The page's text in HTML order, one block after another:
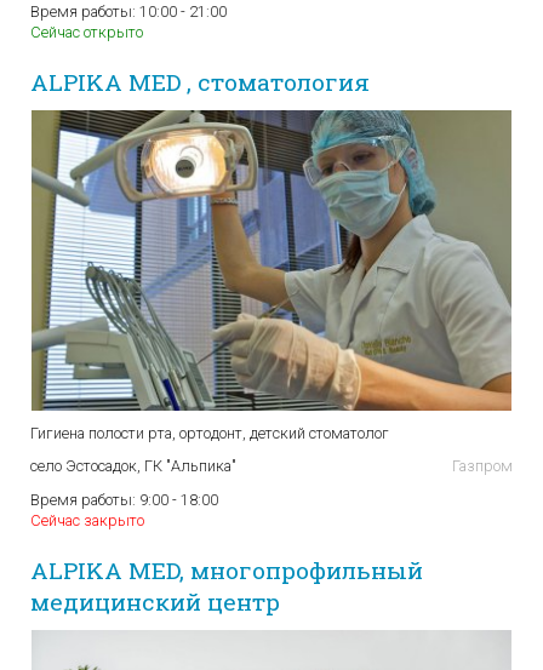
Время работы: 10:00 - 21:00
Сейчас открыто
ALPIKA MED , стоматология
Гигиена полости рта, ортодонт, детский стоматолог
село Эстосадок, ГК "Альпика"
Газпром
Время работы: 9:00 - 18:00
Сейчас закрыто
ALPIKA MED, многопрофильный
медицинский центр